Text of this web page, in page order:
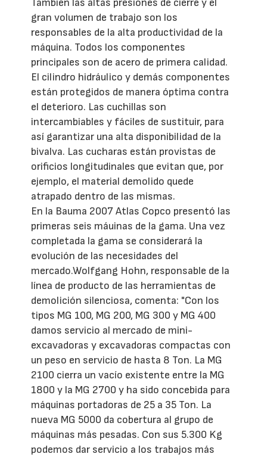
gran volumen de trabajo son los
responsables de la alta productividad de la
máquina. Todos los componentes
principales son de acero de primera calidad.
El cilindro hidráulico y demás componentes
están protegidos de manera óptima contra
el deterioro. Las cuchillas son
intercambiables y fáciles de sustituir, para
así garantizar una alta disponibilidad de la
bivalva. Las cucharas están provistas de
orificios longitudinales que evitan que, por
ejemplo, el material demolido quede
atrapado dentro de las mismas.
En la Bauma 2007 Atlas Copco presentó las
primeras seis máuinas de la gama. Una vez
completada la gama se considerará la
evolución de las necesidades del
mercado.Wolfgang Hohn, responsable de la
línea de producto de las herramientas de
demolición silenciosa, comenta: "Con los
tipos MG 100, MG 200, MG 300 y MG 400
damos servicio al mercado de mini-
excavadoras y excavadoras compactas con
un peso en servicio de hasta 8 Ton. La MG
2100 cierra un vacío existente entre la MG
1800 y la MG 2700 y ha sido concebida para
máquinas portadoras de 25 a 35 Ton. La
nueva MG 5000 da cobertura al grupo de
máquinas más pesadas. Con sus 5.300 Kg
podemos dar servicio a los trabajos más